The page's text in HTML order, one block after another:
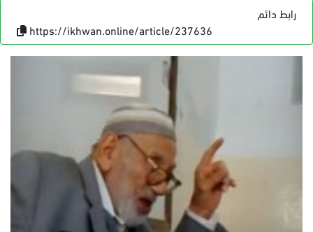
رابط دائم
https://ikhwan.online/article/237636